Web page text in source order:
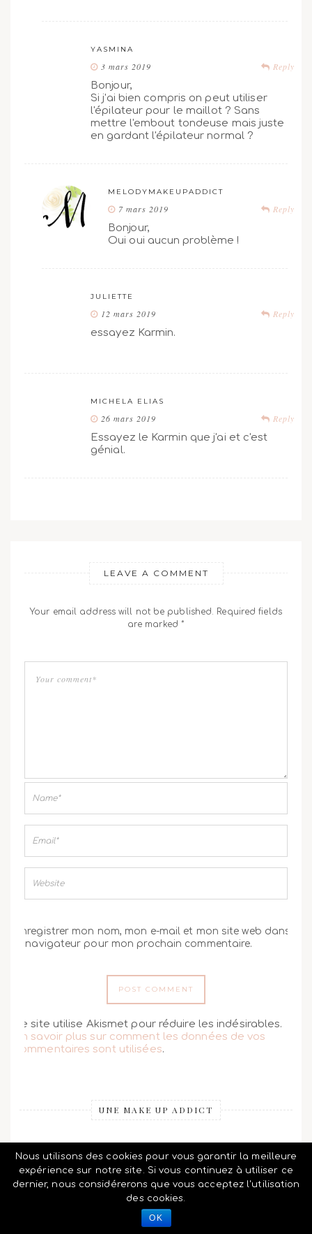
YASMINA
Reply
3 mars 2019
Bonjour,
Si j'ai bien compris on peut utiliser
l'épilateur pour le maillot ? Sans
mettre l'embout tondeuse mais juste
en gardant l'épilateur normal ?
MELODYMAKEUPADDICT
Reply
7 mars 2019
Bonjour,
Oui oui aucun problème !
JULIETTE
Reply
12 mars 2019
essayez Karmin.
MICHELA ELIAS
Reply
26 mars 2019
Essayez le Karmin que j'ai et c'est
génial.
LEAVE A COMMENT
Your email address will not be published. Required fields
are marked *
Enregistrer mon nom, mon e-mail et mon site web dans
le navigateur pour mon prochain commentaire.
Ce site utilise Akismet pour réduire les indésirables.
En savoir plus sur comment les données de vos
commentaires sont utilisées.
UNE MAKE UP ADDICT
Nous utilisons des cookies pour vous garantir la meilleure
expérience sur notre site. Si vous continuez à utiliser ce
dernier, nous considérerons que vous acceptez l'utilisation
des cookies.
OK